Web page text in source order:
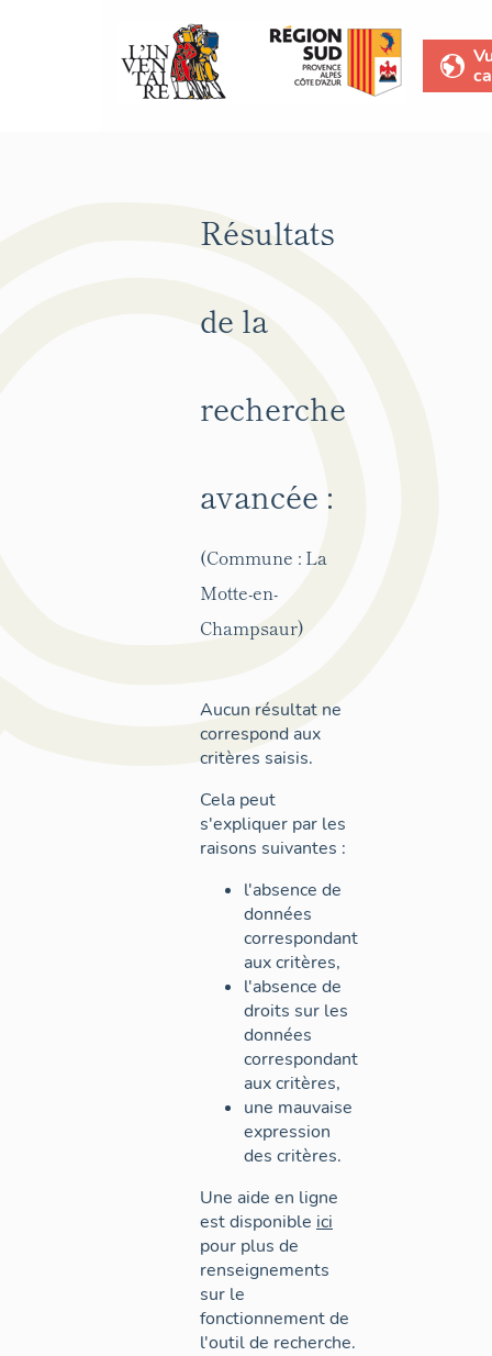
Résultats
de la
recherche
avancée :
(Commune : La
Motte-en-
Champsaur)
Aucun résultat ne
correspond aux
critères saisis.
Cela peut
s'expliquer par les
raisons suivantes :
l'absence de
données
correspondant
aux critères,
l'absence de
droits sur les
données
correspondant
aux critères,
une mauvaise
expression
des critères.
Une aide en ligne
est disponible ici
pour plus de
renseignements
sur le
fonctionnement de
l'outil de recherche.